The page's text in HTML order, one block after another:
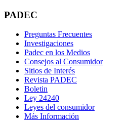
PADEC
Preguntas Frecuentes
Investigaciones
Padec en los Medios
Consejos al Consumidor
Sitios de Interés
Revista PADEC
Boletin
Ley 24240
Leyes del consumidor
Más Información